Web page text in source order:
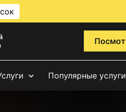
Популярные услуги